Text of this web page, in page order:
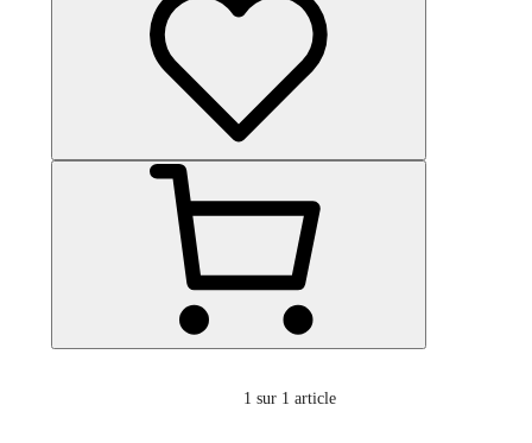
1 sur 1 article